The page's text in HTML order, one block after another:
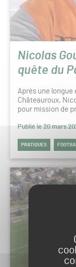
Nicolas
quête du
Après une
Châteauroux,
pour mission de
Publié le 20 mars
PRATIQUES